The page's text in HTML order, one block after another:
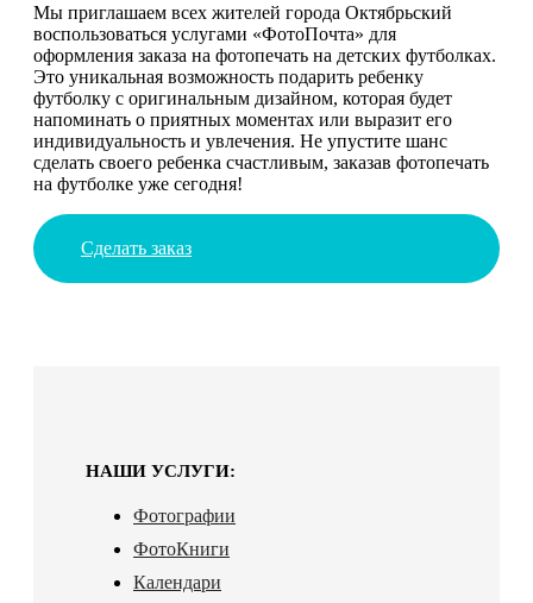
Мы приглашаем всех жителей города Октябрьский
воспользоваться услугами «ФотоПочта» для
оформления заказа на фотопечать на детских футболках.
Это уникальная возможность подарить ребенку
футболку с оригинальным дизайном, которая будет
напоминать о приятных моментах или выразит его
индивидуальность и увлечения. Не упустите шанс
сделать своего ребенка счастливым, заказав фотопечать
на футболке уже сегодня!
Сделать заказ
НАШИ УСЛУГИ:
Фотографии
ФотоКниги
Календари